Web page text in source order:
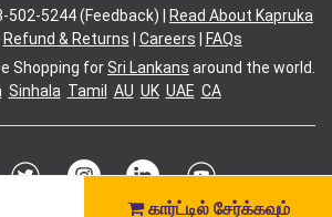
கார்ட்டில் சேர்க்கவும்
5244 (Feedback) |
Read About Kapruka
Refund & Returns Careers
FAQs
Shopping forSri Lankans around the world.
Sinhala Tamil AU UK UAE CA